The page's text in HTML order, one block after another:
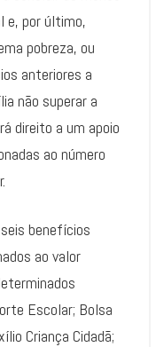
e, por último,
pobreza, ou
anteriores a
não superar a
direito a um apoio
ao número
benefícios
ao valor
Escolar; Bolsa
Criança Cidadã;